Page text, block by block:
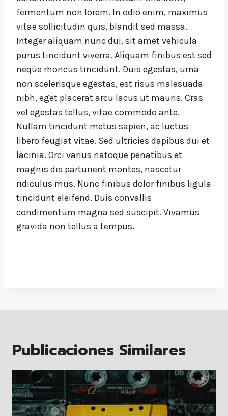
fermentum non lorem. In odio enim, maximus
vitae sollicitudin quis, blandit sed massa.
Integer aliquam nunc dui, sit amet vehicula
purus tincidunt viverra. Aliquam finibus est sed
neque rhoncus tincidunt. Duis egestas, urna
non scelerisque egestas, est risus malesuada
nibh, eget placerat arcu lacus ut mauris. Cras
vel egestas tellus, vitae commodo ante.
Nullam tincidunt metus sapien, ac luctus
libero feugiat vitae. Sed ultricies dapibus dui et
lacinia. Orci varius natoque penatibus et
magnis dis parturient montes, nascetur
ridiculus mus. Nunc finibus dolor finibus ligula
tincidunt eleifend. Duis convallis
condimentum magna sed suscipit. Vivamus
gravida non tellus a tempus.
Publicaciones Similares